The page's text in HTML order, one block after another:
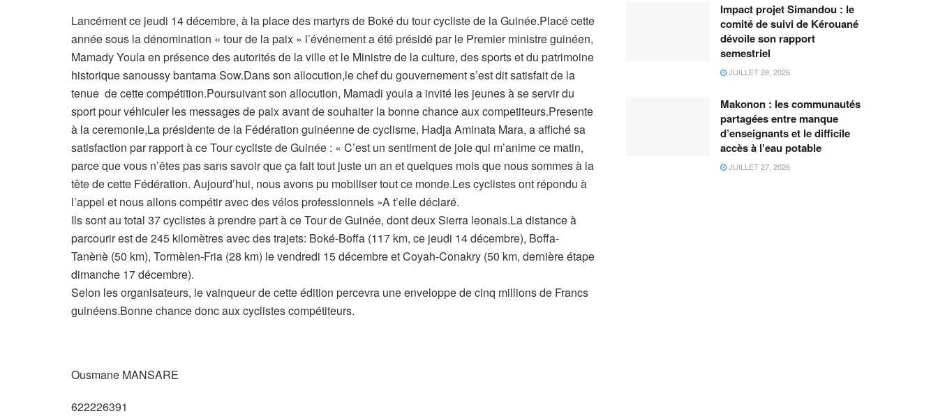
Lancément ce jeudi 14 décembre, à la place des martyrs de Boké du tour cycliste de la Guinée.Placé cette
année sous la dénomination « tour de la paix » l’événement a été présidé par le Premier ministre guinéen,
Mamady Youla en présence des autorités de la ville et le Ministre de la culture, des sports et du patrimoine
historique sanoussy bantama Sow.Dans son allocution,le chef du gouvernement s’est dit satisfait de la
tenue de cette compétition.Poursuivant son allocution, Mamadi youla a invité les jeunes à se servir du
sport pour véhiculer les messages de paix avant de souhaiter la bonne chance aux competiteurs.Presente
à la ceremonie,La présidente de la Fédération guinéenne de cyclisme, Hadja Aminata Mara, a affiché sa
satisfaction par rapport à ce Tour cycliste de Guinée : « C’est un sentiment de joie qui m’anime ce matin,
parce que vous n’êtes pas sans savoir que ça fait tout juste un an et quelques mois que nous sommes à la
tête de cette Fédération. Aujourd’hui, nous avons pu mobiliser tout ce monde.Les cyclistes ont répondu à
l’appel et nous allons compétir avec des vélos professionnels »A t’elle déclaré.
Ils sont au total 37 cyclistes à prendre part à ce Tour de Guinée, dont deux Sierra leonais.La distance à
parcourir est de 245 kilomètres avec des trajets: Boké-Boffa (117 km, ce jeudi 14 décembre), Boffa-
Tanènè (50 km), Tormèlen-Fria (28 km) le vendredi 15 décembre et Coyah-Conakry (50 km, dernière étape
dimanche 17 décembre).
Selon les organisateurs, le vainqueur de cette édition percevra une enveloppe de cinq millions de Francs
guinéens.Bonne chance donc aux cyclistes compétiteurs.
Ousmane MANSARE
622226391
Impact projet Simandou : le
comité de suivi de Kérouané
dévoile son rapport
semestriel
JUILLET 28, 2026
Makonon : les communautés
partagées entre manque
d’enseignants et le difficile
accès à l’eau potable
JUILLET 27, 2026